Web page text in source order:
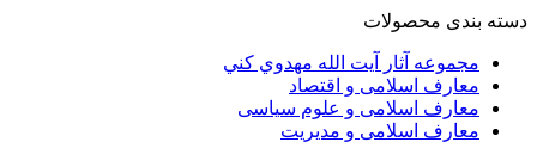
دسته بندی محصولات
مجموعه آثار آيت الله مهدوي كني
معارف اسلامی و اقتصاد
معارف اسلامی و علوم سیاسی
معارف اسلامی و مدیریت